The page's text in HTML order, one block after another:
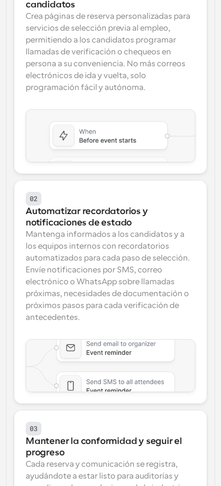
candidatos
Crea páginas de reserva personalizadas para
servicios de selección previa al empleo,
permitiendo a los candidatos programar
llamadas de verificación o chequeos en
persona a su conveniencia. No más correos
electrónicos de ida y vuelta, solo
programación fácil y autónoma.
02
Automatizar recordatorios y
notificaciones de estado
Mantenga informados a los candidatos y a
los equipos internos con recordatorios
automatizados para cada paso de selección.
Envíe notificaciones por SMS, correo
electrónico o WhatsApp sobre llamadas
próximas, necesidades de documentación o
próximos pasos para cada verificación de
antecedentes.
03
Mantener la conformidad y seguir el
progreso
Cada reserva y comunicación se registra,
ayudándote a estar listo para auditorías y